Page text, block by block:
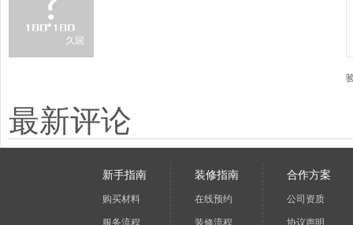
最新评论
新手指南
购买材料
服务流程
装修指南
在线预约
装修流程
合作方案
公司资质
协议声明